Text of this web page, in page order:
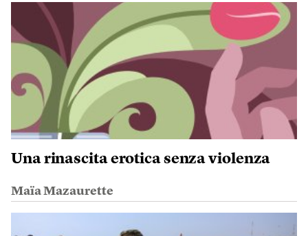
Una rinascita erotica senza violenza
Maïa Mazaurette